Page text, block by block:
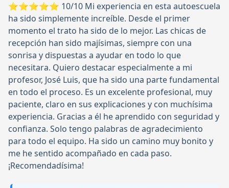
⭐️⭐️⭐️⭐️⭐️ 10/10 Mi experiencia en esta autoescuela
ha sido simplemente increíble. Desde el primer
momento el trato ha sido de lo mejor. Las chicas de
recepción han sido majísimas, siempre con una
sonrisa y dispuestas a ayudar en todo lo que
necesitara. Quiero destacar especialmente a mi
profesor, José Luis, que ha sido una parte fundamental
en todo el proceso. Es un excelente profesional, muy
paciente, claro en sus explicaciones y con muchísima
experiencia. Gracias a él he aprendido con seguridad y
confianza. Solo tengo palabras de agradecimiento
para todo el equipo. Ha sido un camino muy bonito y
me he sentido acompañado en cada paso.
¡Recomendadísima!